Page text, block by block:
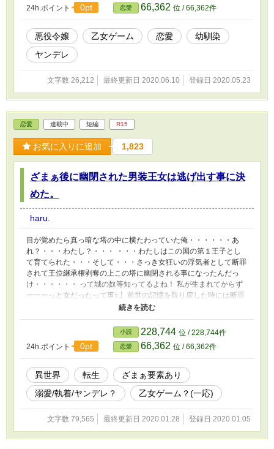
24h.ポイント 0pt 恋愛 66,362 位 / 66,362件
悪役令嬢 乙女ゲーム 恋愛
幼馴染
ヤンデレ
文字数 26,212 最終更新日 2020.06.10 登録日 2020.05.23
恋愛 連載中 短編 R15
お気に入りに追加 1,823
ざまぁ後に幽閉された男装王女は逃げ出す事に決
めた。
haru.
目が覚めたら真っ暗な塔の中に横たわっていた俺・・・・・・あ
れ？・・・わたし？・・・ ・・・わたしはこの国の第１王子とし
て育てられた・・・そして・・・さっき女狂いの浮気者として断罪
されて王位継承権剥奪の上この塔に幽閉される事になったんだっ
け・・・・・・ って城の奴等知ってるよね！ 私が生まれてからず
ーーーっと女だったって事ｯ！ 前世の記憶を取り戻した時には断罪
後で塔の中で幽閉される事になった男装王女・・・ このまま終わ
る訳にはいかない！ 生き残る為に逃亡を決意した男装王女を待ち
受けていたものとは・・・ 暫くの間更新停止中です。 ご迷惑おか
24h.ポイント
0pt
小説 228,744 位 / 228,744件
恋愛 66,362 位 / 66,362件
異世界 転生
ざまぁ要素あり
溺愛/執着/ヤンデレ？
乙女ゲーム？(一応)
文字数 79,565 最終更新日 2020.01.28 登録日 2020.01.05